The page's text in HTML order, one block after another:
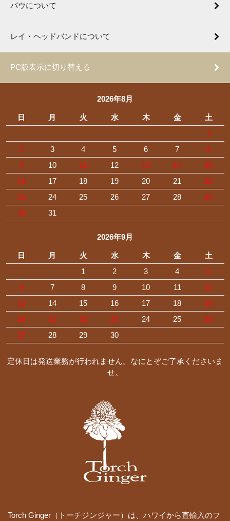
パウについて
レイ・ヘッドバンドについて
PC版表示に切り替える
2026年8月
日 月 火 水 木 金
土
1
2
3 4 5 6 7
8
9
10 11 12 13 14
15
16
17 18 19 20 21
22
23
24 25 26 27 28
29
30
31
2026年9月
日 月 火 水 木 金
土
1
2 3 4
5
6
7 8 9 10 11
12
13
14 15 16 17 18
19
20
21 22 23 24 25
26
27
28 29 30
定休日は発送業務が行われません。なにとぞご了承くださいま
せ。
Torch Ginger（トーチジンジャー）は、ハワイから直輸入のフ